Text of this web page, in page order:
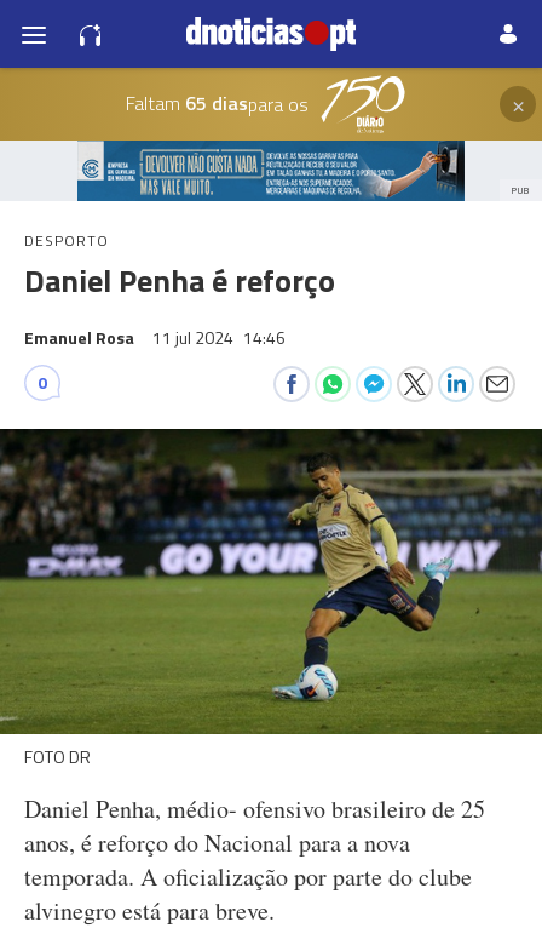
Faltam 65 diaspara os ×
PUB
DESPORTO
Daniel Penha é reforço
Emanuel Rosa 11 jul 2024 14:46
0
FOTO DR
Daniel Penha, médio- ofensivo brasileiro de 25
anos, é reforço do Nacional para a nova
temporada. A oficialização por parte do clube
alvinegro está para breve.